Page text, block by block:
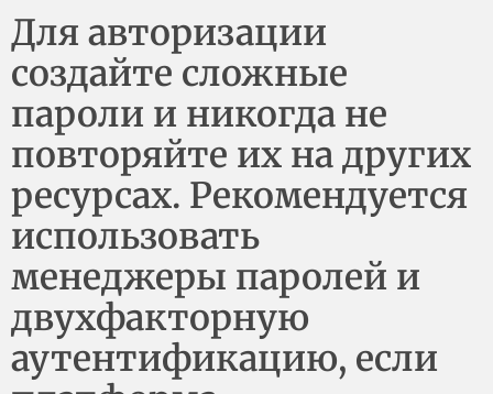
Для авторизации
создайте сложные
пароли и никогда не
повторяйте их на других
ресурсах. Рекомендуется
использовать
менеджеры паролей и
двухфакторную
аутентификацию, если